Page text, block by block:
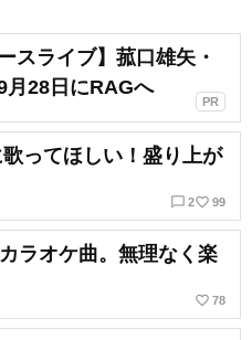
スライブ】菰口雄矢・
月28日にRAGへ
PR
歌ってほしい！盛り上が
chat_bubble_outline 2favorite_border 99
ラオケ曲。無理なく楽
favorite_border 78